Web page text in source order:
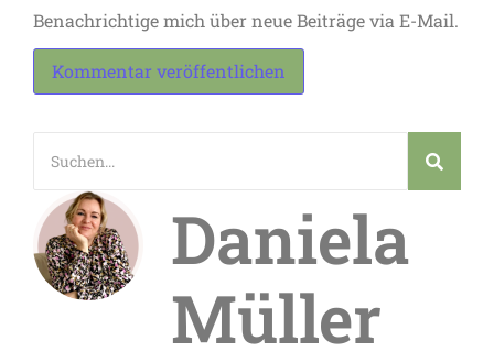
Benachrichtige mich über neue Beiträge via E-Mail.
Daniela
Müller